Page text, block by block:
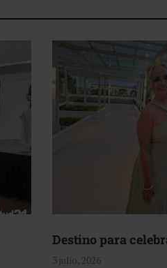
Destino para
3 julio, 2026